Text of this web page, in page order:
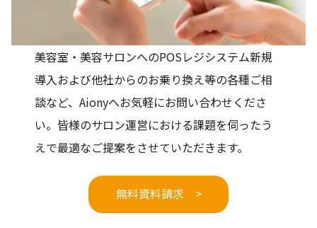
美容室・美容サロンへのPOSレジシステム新規
導入および他社からのお乗り換え等の各種ご相
談など、Aionyへお気軽にお問い合わせくださ
い。皆様のサロン運営における課題を伺ったう
えで最適なご提案をさせていただきます。
無料資料請求 >